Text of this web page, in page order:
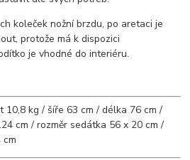
koleček nožní brzdu, po aretaci je
protože má k dispozici
je vhodné do interiéru.
10,8 kg / šíře 63 cm / délka 76 cm /
cm / rozměr sedátka 56 x 20 cm /
cm